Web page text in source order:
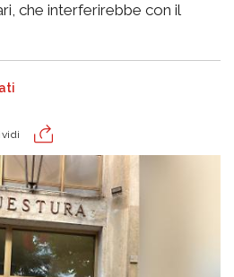
che interferirebbe con il